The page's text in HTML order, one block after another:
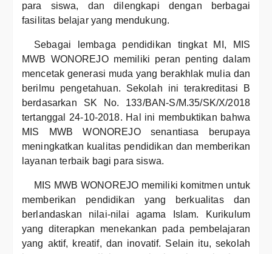
para siswa, dan dilengkapi dengan berbagai
fasilitas belajar yang mendukung.
Sebagai lembaga pendidikan tingkat MI, MIS
MWB WONOREJO memiliki peran penting dalam
mencetak generasi muda yang berakhlak mulia dan
berilmu pengetahuan. Sekolah ini terakreditasi B
berdasarkan SK No. 133/BAN-S/M.35/SK/X/2018
tertanggal 24-10-2018. Hal ini membuktikan bahwa
MIS MWB WONOREJO senantiasa berupaya
meningkatkan kualitas pendidikan dan memberikan
layanan terbaik bagi para siswa.
MIS MWB WONOREJO memiliki komitmen untuk
memberikan pendidikan yang berkualitas dan
berlandaskan nilai-nilai agama Islam. Kurikulum
yang diterapkan menekankan pada pembelajaran
yang aktif, kreatif, dan inovatif. Selain itu, sekolah